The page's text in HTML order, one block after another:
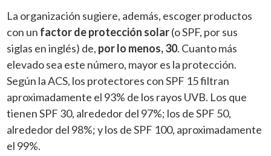
La organización sugiere, además, escoger productos
con un factor de protección solar(o SPF, por sus
siglas en inglés) de, por lo menos, 30. Cuanto más
elevado sea este número, mayor es la protección.
Según la ACS, los protectores con SPF 15 filtran
aproximadamente el 93% de los rayos UVB. Los que
tienen SPF 30, alrededor del 97%; los de SPF 50,
alrededor del 98%; y los de SPF 100, aproximadamente
el 99%.